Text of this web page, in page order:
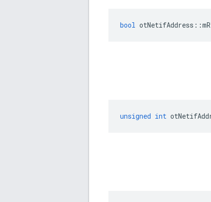
bool otNetifAddress ::
unsigned int